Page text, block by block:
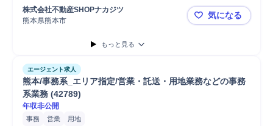
PC/Web
株式会社不動産SHOPナカジツ
熊本県熊本市
408976262
気になる
もっと見る
エージェント求人
熊本/事務系_エリア指定/営業・託送・用地業務などの事務
系業務 (42789)
年収非公開
事務 営業 用地